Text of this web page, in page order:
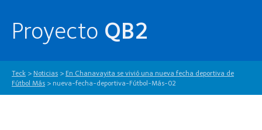
Proyecto QB2
Teck > Noticias > En Chanavayita se vivió una nueva fecha deportiva de
Fútbol Más > nueva-fecha-deportiva-Fútbol-Más-02